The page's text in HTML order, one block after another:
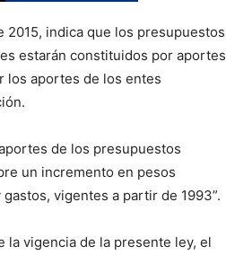
indica que los presupuestos
estarán constituidos por aportes
los aportes de los entes
de los presupuestos
un incremento en pesos
vigentes a partir de 1993”.
la vigencia de la presente ley, el